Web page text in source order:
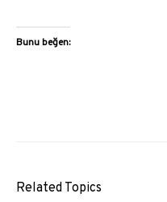
Bunu beğen:
Related Topics